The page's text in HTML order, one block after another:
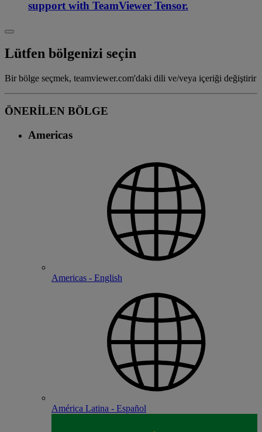
support with TeamViewer Tensor.
Lütfen bölgenizi seçin
Bir bölge seçmek, teamviewer.com'daki dili ve/veya içeriği değiştirir
ÖNERİLEN BÖLGE
Americas
Americas - English
América Latina - Español